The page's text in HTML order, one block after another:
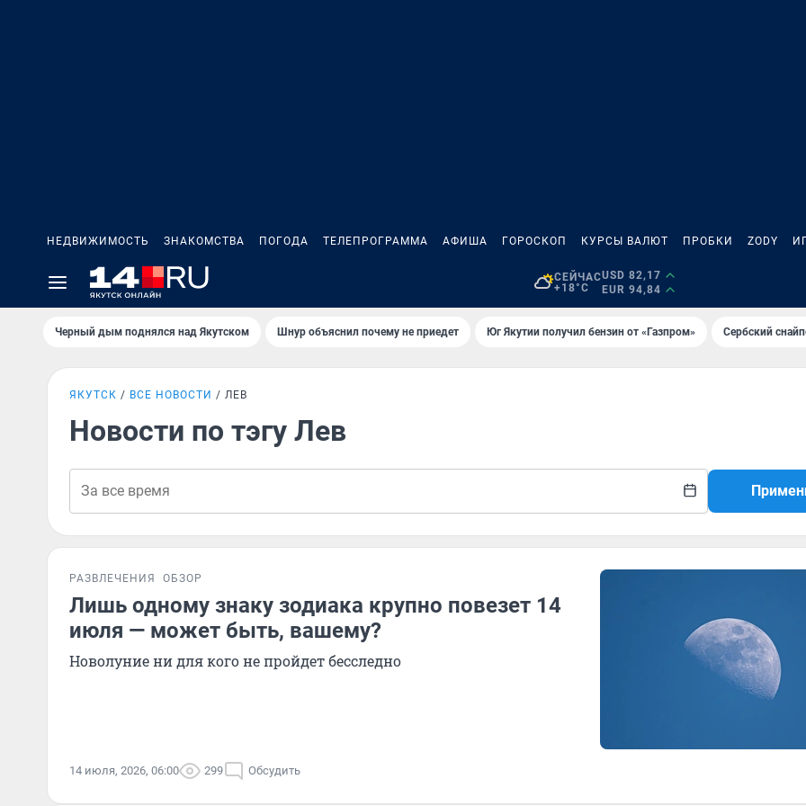
НЕДВИЖИМОСТЬ ЗНАКОМСТВА ПОГОДА ТЕЛЕПРОГРАММА АФИША ГОРОСКОП КУРСЫ ВАЛЮТ ПРОБКИ ZODY
СЕЙЧАС
+18°C
USD 82,17
EUR 94,84
Черный дым поднялся над Якутском Шнур объяснил почему не приедет Юг Якутии получил бензин от «Газпром» Сербский
ЯКУТСК ВСЕ НОВОСТИ ЛЕВ
Новости по тэгу Лев
РАЗВЛЕЧЕНИЯ ОБЗОР
Лишь одному знаку зодиака крупно повезет 14
июля — может быть, вашему?
Новолуние ни для кого не пройдет бесследно
14 июля, 2026, 06:00 299 Обсудить